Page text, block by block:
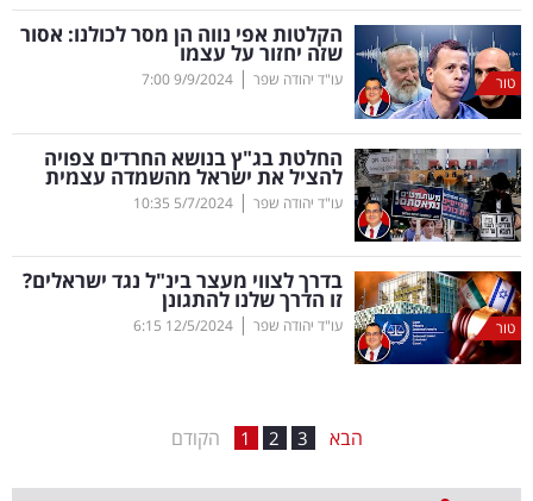
מינויים
רייטינג
רכב
בריאות
תרבות
ופנאי
תיירות
המילון
טור
הקלטות אפי נווה הן מסר לכולנו: אסור
שזה יחזור על עצמו
עו"ד יהודה שפר |
9/9/2024
7:00
החלטת בג"ץ בנושא החרדים צפויה
להציל את ישראל מהשמדה עצמית
עו"ד יהודה שפר |
5/7/2024
10:35
טור
בדרך לצווי מעצר בינ"ל נגד ישראלים?
זו הדרך שלנו להתגונן
עו"ד יהודה שפר |
12/5/2024
6:15
הקודם 1 2 3 הבא